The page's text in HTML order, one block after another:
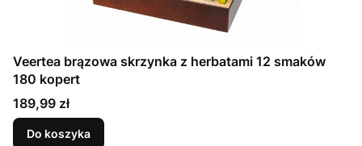
Veertea brązowa skrzynka z herbatami 12 smaków
180 kopert
Cena
189,99 zł
Do koszyka